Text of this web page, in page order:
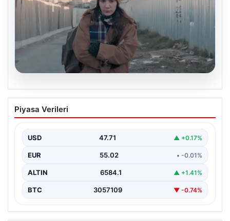
05.08.2026
Türk sinemasında farklı bir imza: Ceylan
Özgün Özçelik’in en iyi filmleri
Piyasa Verileri
USD 47.71 ▲ +0.17%
EUR 55.02 • -0.01%
ALTIN 6584.1 ▲ +1.41%
BTC 3057109 ▼ -0.74%